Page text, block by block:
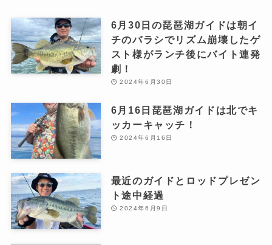
6月30日の琵琶湖ガイドは朝イ
チのバラシでリズム崩壊したゲ
スト様がランチ後にバイト連発
劇！
2024年6月30日
6月16日琵琶湖ガイドは北でキ
ッカーキャッチ！
2024年6月16日
最近のガイドとロッドプレゼン
ト途中経過
2024年6月9日